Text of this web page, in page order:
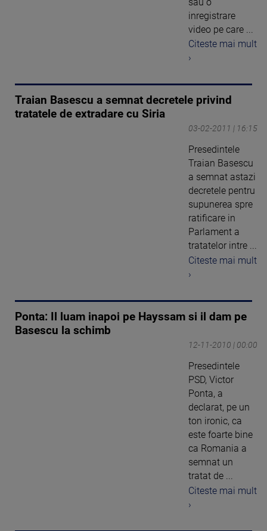
inregistrare
video pe care ...
Citeste mai mult
›
Traian Basescu a semnat decretele privind
tratatele de extradare cu Siria
03-02-2011 | 16:15
Presedintele
Traian Basescu
a semnat astazi
decretele pentru
supunerea spre
ratificare in
Parlament a
tratatelor intre ...
Citeste mai mult
›
Ponta: Il luam inapoi pe Hayssam si il dam pe
Basescu la schimb
12-11-2010 | 00:00
Presedintele
PSD, Victor
Ponta, a
declarat, pe un
ton ironic, ca
este foarte bine
ca Romania a
semnat un
tratat de ...
Citeste mai mult
›